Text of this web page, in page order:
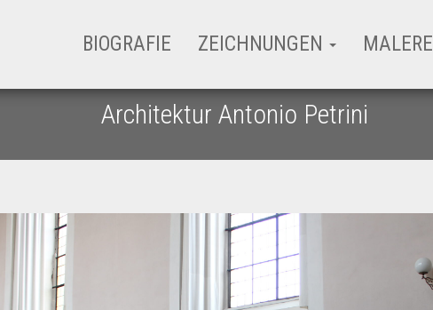
BIOGRAFIE ZEICHNUNGEN MALEREI
Architektur Antonio Petrini